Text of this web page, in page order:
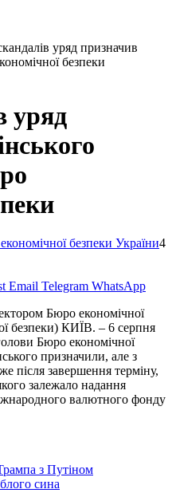
уряд призначив
безпеки
уряд
безпеки України4
Email Telegram WhatsApp
Бюро економічної
безпеки) КИЇВ. – 6 серпня
Бюро економічної
призначили, але з
після завершення терміну,
залежало надання
валютного фонду
з Путіном
сина